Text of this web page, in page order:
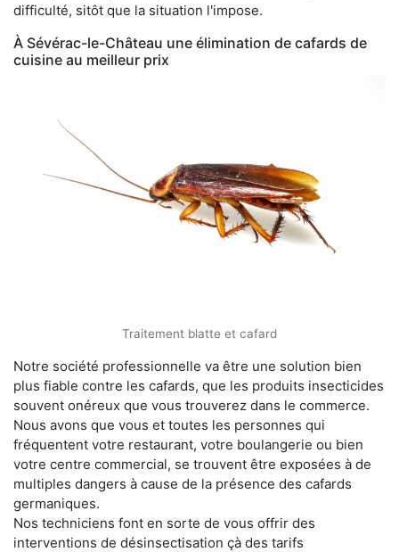
difficulté, sitôt que la situation l'impose.
À Sévérac-le-Château une élimination de cafards de
cuisine au meilleur prix
Traitement blatte et cafard
Notre société professionnelle va être une solution bien
plus fiable contre les cafards, que les produits insecticides
souvent onéreux que vous trouverez dans le commerce.
Nous avons que vous et toutes les personnes qui
fréquentent votre restaurant, votre boulangerie ou bien
votre centre commercial, se trouvent être exposées à de
multiples dangers à cause de la présence des cafards
germaniques.
Nos techniciens font en sorte de vous offrir des
interventions de désinsectisation çà des tarifs